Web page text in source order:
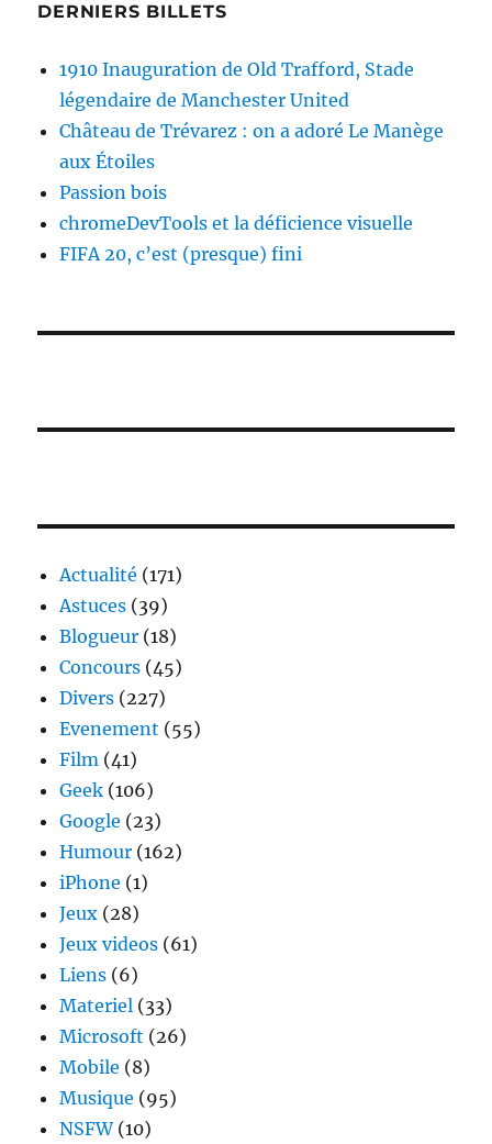
DERNIERS BILLETS
1910 Inauguration de Old Trafford, Stade
légendaire de Manchester United
Château de Trévarez : on a adoré Le Manège
aux Étoiles
Passion bois
chromeDevTools et la déficience visuelle
FIFA 20, c’est (presque) fini
Actualité (171)
Astuces (39)
Blogueur (18)
Concours (45)
Divers (227)
Evenement (55)
Film (41)
Geek (106)
Google (23)
Humour (162)
iPhone (1)
Jeux (28)
Jeux videos (61)
Liens (6)
Materiel (33)
Microsoft (26)
Mobile (8)
Musique (95)
NSFW(10)